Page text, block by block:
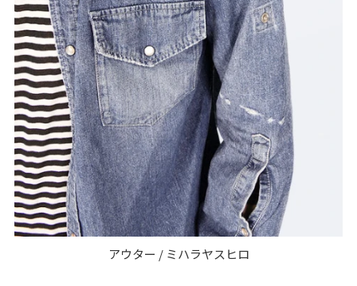
アウター / ミハラヤスヒロ